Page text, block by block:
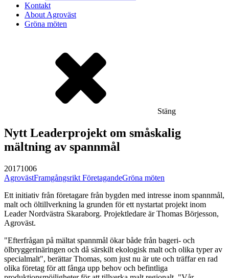
Kontakt
About Agroväst
Gröna möten
Stäng
Nytt Leaderprojekt om småskalig
mältning av spannmål
20171006
AgrovästFramgångsrikt FöretagandeGröna möten
Ett initiativ från företagare från bygden med intresse inom spannmål,
malt och öltillverkning la grunden för ett nystartat projekt inom
Leader Nordvästra Skaraborg. Projektledare är Thomas Börjesson,
Agroväst.
"Efterfrågan på mältat spannmål ökar både från bageri- och
ölbryggerinäringen och då särskilt ekologisk malt och olika typer av
specialmalt", berättar Thomas, som just nu är ute och träffar en rad
olika företag för att fånga upp behov och befintliga